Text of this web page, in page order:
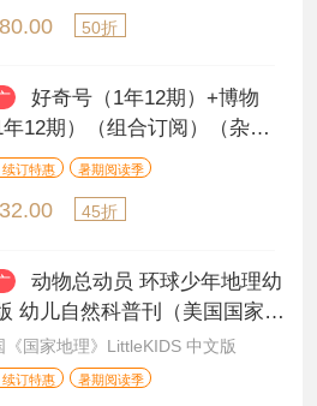
50折
好奇号（1年12期）+博物
年12期）（组合订阅）（杂志
）
续订特惠 暑期阅读季
45折
动物总动员 环球少年地理幼
幼儿自然科普刊（美国国家地
儿版中文版）（1年共12期）
志订阅）
《国家地理》LittleKIDS 中文版
续订特惠 暑期阅读季